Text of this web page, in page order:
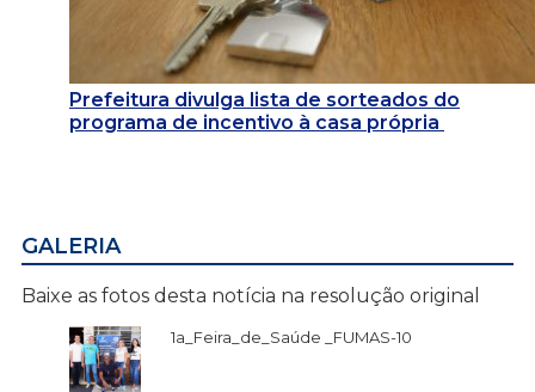
Prefeitura divulga lista de sorteados do
programa de incentivo à casa própria
GALERIA
Baixe as fotos desta notícia na resolução original
1a_Feira_de_Saúde _FUMAS-10